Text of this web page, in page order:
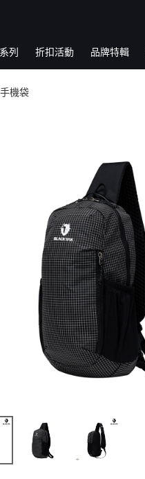
列 折扣活動 品牌特輯
機袋